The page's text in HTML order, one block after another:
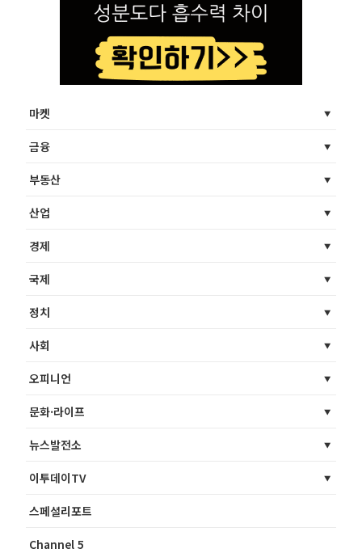
마켓
금융
부동산
산업
경제
국제
정치
사회
오피니언
문화·라이프
뉴스발전소
이투데이TV
스페셜리포트
Channel 5